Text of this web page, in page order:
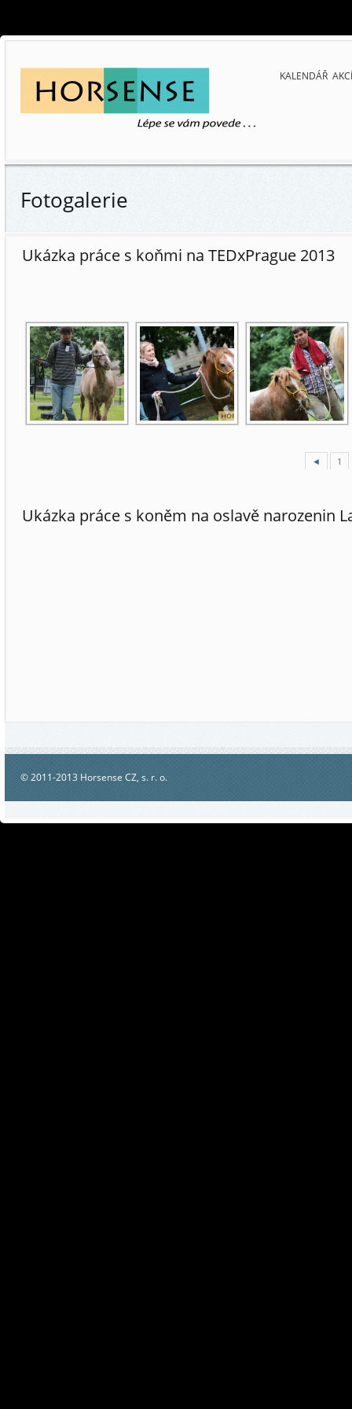
KALENDÁŘ AKCÍ
Fotogalerie
Ukázka práce s koňmi na TEDxPrague 2013
◄ 1
Ukázka práce s koněm na oslavě narozenin
© 2011-2013 Horsense CZ, s. r. o.